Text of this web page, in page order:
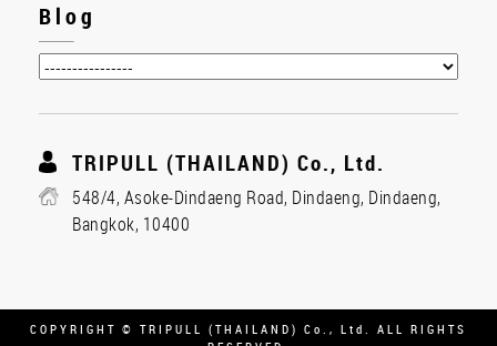
Blog
TRIPULL (THAILAND) Co., Ltd.
548/4, Asoke-Dindaeng Road, Dindaeng, Dindaeng,
Bangkok, 10400
COPYRIGHT © TRIPULL (THAILAND) Co., Ltd. ALL RIGHTS